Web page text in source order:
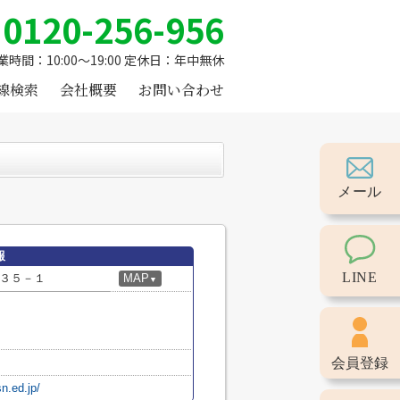
256-956
時間：10:00～19:00 定休日：年中無休
検索 会社概要 お問い合わせ
５－１
MAP ▼
メール
LINE
会員登録